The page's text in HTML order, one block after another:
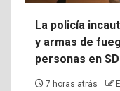
La policía
y armas de
personas en
7 horas atrás